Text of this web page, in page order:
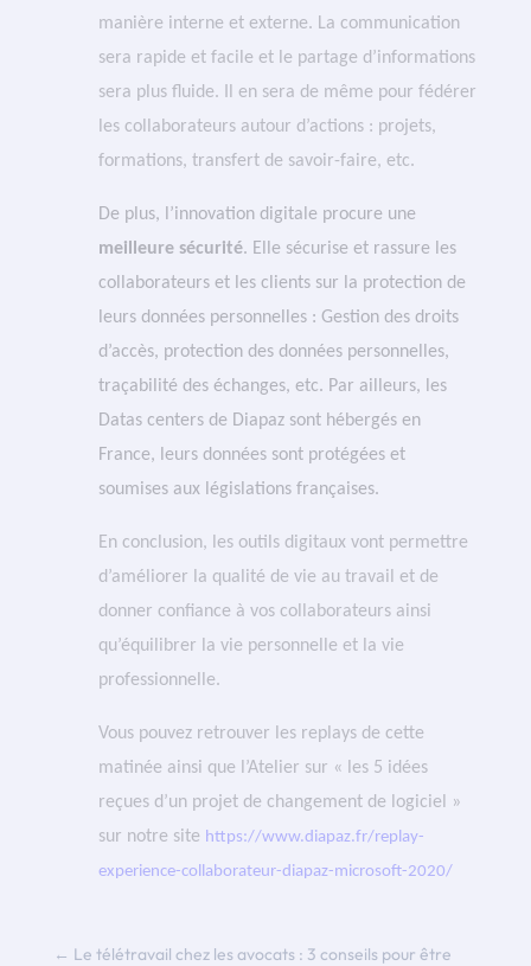
manière interne et externe. La communication
sera rapide et facile et le partage d’informations
sera plus fluide. Il en sera de même pour fédérer
les collaborateurs autour d’actions : projets,
formations, transfert de savoir-faire, etc.
De plus, l’innovation digitale procure une
meilleure sécurité. Elle sécurise et rassure les
collaborateurs et les clients sur la protection de
leurs données personnelles : Gestion des droits
d’accès, protection des données personnelles,
traçabilité des échanges, etc. Par ailleurs, les
Datas centers de Diapaz sont hébergés en
France, leurs données sont protégées et
soumises aux législations françaises.
En conclusion, les outils digitaux vont permettre
d’améliorer la qualité de vie au travail et de
donner confiance à vos collaborateurs ainsi
qu’équilibrer la vie personnelle et la vie
professionnelle.
Vous pouvez retrouver les replays de cette
matinée ainsi que l’Atelier sur « les 5 idées
reçues d’un projet de changement de logiciel »
sur notre site https://www.diapaz.fr/replay-
experience-collaborateur-diapaz-microsoft-2020/
← Le télétravail chez les avocats : 3 conseils pour être